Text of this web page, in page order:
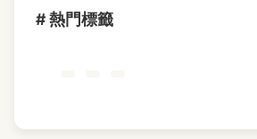
# 熱門標籤